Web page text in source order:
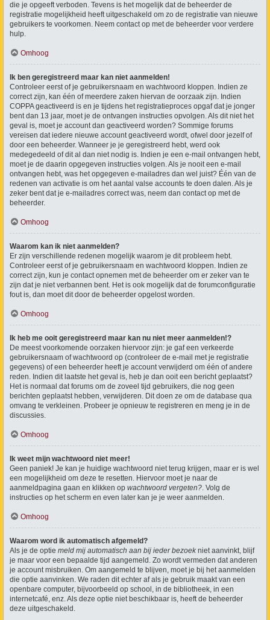
die je opgeeft verboden. Tevens is het mogelijk dat de beheerder de
registratie mogelijkheid heeft uitgeschakeld om zo de registratie van nieuwe
gebruikers te voorkomen. Neem contact op met de beheerder voor verdere
hulp.
Omhoog
Ik ben geregistreerd maar kan niet aanmelden!
Controleer eerst of je gebruikersnaam en wachtwoord kloppen. Indien ze
correct zijn, kan één of meerdere zaken hiervan de oorzaak zijn. Indien
COPPA geactiveerd is en je tijdens het registratieproces opgaf dat je jonger
bent dan 13 jaar, moet je de ontvangen instructies opvolgen. Als dit niet het
geval is, moet je account dan geactiveerd worden? Sommige forums
vereisen dat iedere nieuwe account geactiveerd wordt, ofwel door jezelf of
door een beheerder. Wanneer je je geregistreerd hebt, werd ook
medegedeeld of dit al dan niet nodig is. Indien je een e-mail ontvangen hebt,
moet je de daarin opgegeven instructies volgen. Als je nooit een e-mail
ontvangen hebt, was het opgegeven e-mailadres dan wel juist? Één van de
redenen van activatie is om het aantal valse accounts te doen dalen. Als je
zeker bent dat je e-mailadres correct was, neem dan contact op met de
beheerder.
Omhoog
Waarom kan ik niet aanmelden?
Er zijn verschillende redenen mogelijk waarom je dit probleem hebt.
Controleer eerst of je gebruikersnaam en wachtwoord kloppen. Indien ze
correct zijn, kun je contact opnemen met de beheerder om er zeker van te
zijn dat je niet verbannen bent. Het is ook mogelijk dat de forumconfiguratie
fout is, dan moet dit door de beheerder opgelost worden.
Omhoog
Ik heb me ooit geregistreerd maar kan nu niet meer aanmelden!?
De meest voorkomende oorzaken hiervoor zijn: je gaf een verkeerde
gebruikersnaam of wachtwoord op (controleer de e-mail met je registratie
gegevens) of een beheerder heeft je account verwijderd om één of andere
reden. Indien dit laatste het geval is, heb je dan ooit een bericht geplaatst?
Het is normaal dat forums om de zoveel tijd gebruikers, die nog geen
berichten geplaatst hebben, verwijderen. Dit doen ze om de database qua
omvang te verkleinen. Probeer je opnieuw te registreren en meng je in de
discussies.
Omhoog
Ik weet mijn wachtwoord niet meer!
Geen paniek! Je kan je huidige wachtwoord niet terug krijgen, maar er is wel
een mogelijkheid om deze te resetten. Hiervoor moet je naar de
aanmeldpagina gaan en klikken op wachtwoord vergeten?. Volg de
instructies op het scherm en even later kan je je weer aanmelden.
Omhoog
Waarom word ik automatisch afgemeld?
Als je de optie meld mij automatisch aan bij ieder bezoek niet aanvinkt, blijf
je maar voor een bepaalde tijd aangemeld. Zo wordt vermeden dat anderen
je account misbruiken. Om aangemeld te blijven, moet je bij het aanmelden
die optie aanvinken. We raden dit echter af als je gebruik maakt van een
openbare computer, bijvoorbeeld op school, in de bibliotheek, in een
internetcafé, enz. Als deze optie niet beschikbaar is, heeft de beheerder
deze uitgeschakeld.